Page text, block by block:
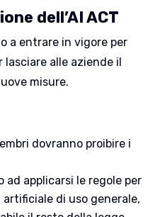
dell’AI ACT
a entrare in vigore per
lasciare alle aziende il
misure.
dovranno proibire i
ad applicarsi le regole per
di uso generale,